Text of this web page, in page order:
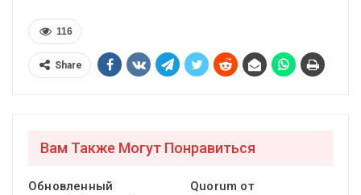
116
Share
Вам Также Могут Понравиться
Обновленный
Quorum от